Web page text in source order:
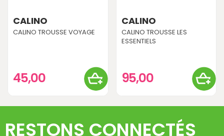
CALINO
CALINO TROUSSE VOYAGE
45,00
CALINO
CALINO TROUSSE LES
ESSENTIELS
95,00
RESTONS CONNECTÉS